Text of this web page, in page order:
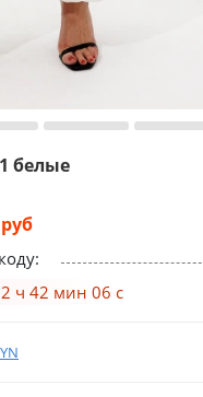
белые
руб
ч 42 мин 06 с